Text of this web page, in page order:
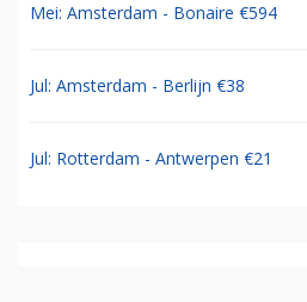
Mei: Amsterdam - Bonaire €594
Jul: Amsterdam - Berlijn €38
Jul: Rotterdam - Antwerpen €21